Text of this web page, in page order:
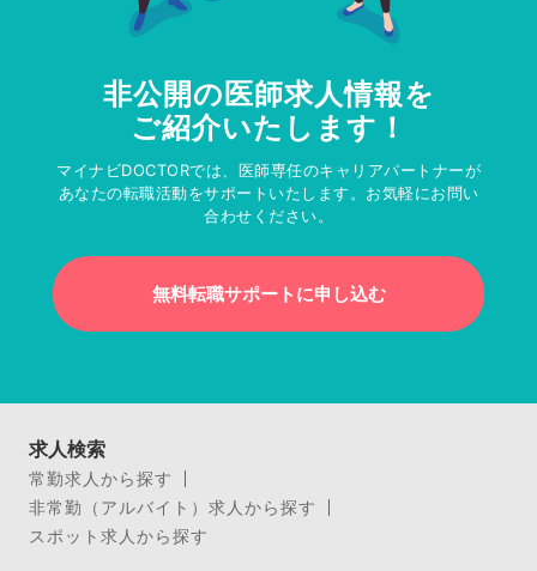
非公開の医師求人情報を
ご紹介いたします！
マイナビDOCTORでは、医師専任のキャリアパートナーが
あなたの転職活動をサポートいたします。お気軽にお問い
合わせください。
無料転職サポートに申し込む
求人検索
常勤求人から探す
非常勤（アルバイト）求人から探す
スポット求人から探す